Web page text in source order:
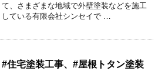
て、さまざまな地域で外壁塗装などを施工
している有限会社シンセイで …
#住宅塗装工事、#屋根トタン塗装